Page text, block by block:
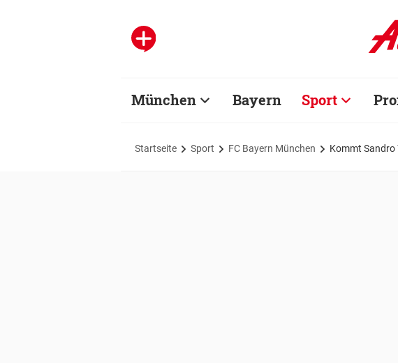
München Bayern Sport
Startseite Sport FC Bayern München Kommt Sandro